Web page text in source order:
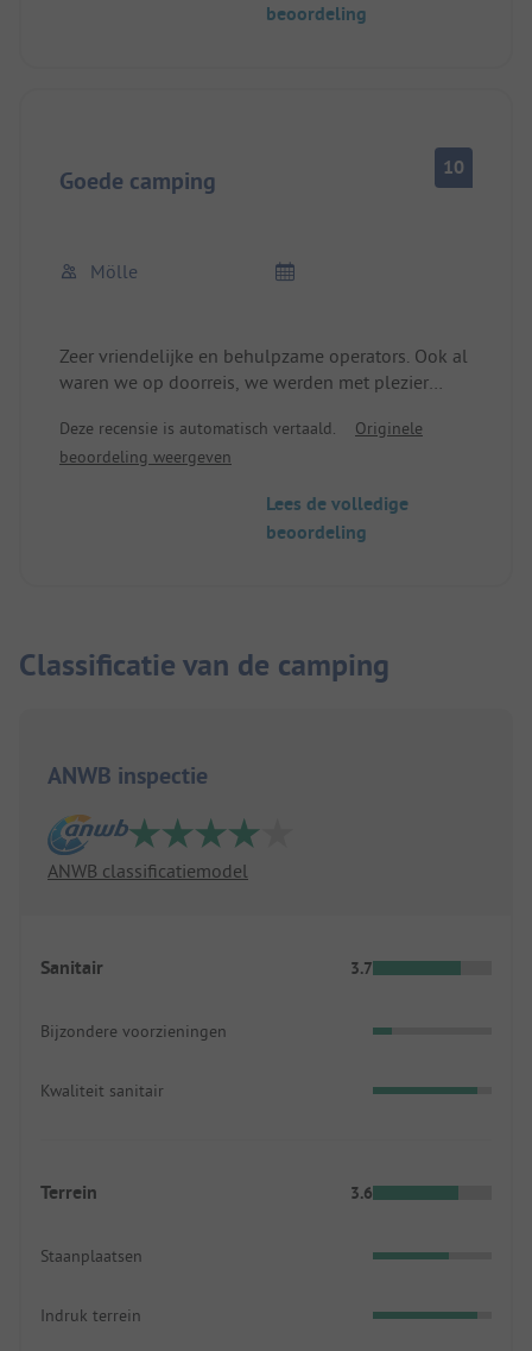
beoordeling
Goede camping 10
Mölle
Zeer vriendelijke en behulpzame operators. Ook al
waren we op doorreis, we werden met plezier
Deze recensie is automatisch vertaald.
Originele
beoordeling weergeven
Lees de volledige
beoordeling
Classificatie van de camping
ANWB inspectie
ANWB classificatiemodel
Sanitair 3.7
Bijzondere voorzieningen
Kwaliteit sanitair
Terrein 3.6
Staanplaatsen
Indruk terrein